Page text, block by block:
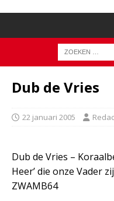
Dub de Vries
22 januari 2005
Dub de Vries –
Heer’ die onze Vader
ZWAMB64